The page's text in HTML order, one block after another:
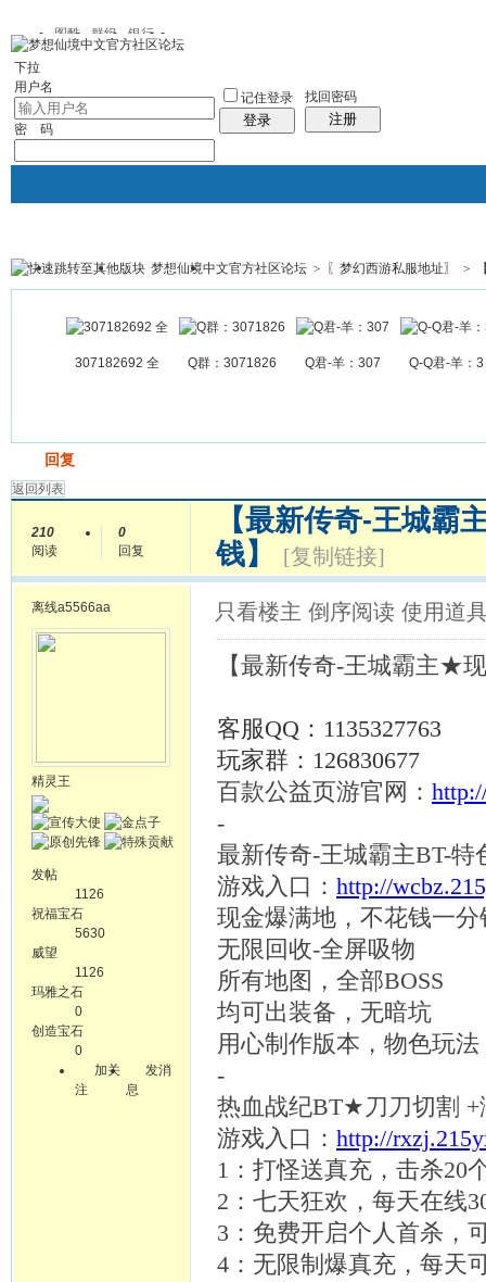
图酷 群组 银行
下拉
用户名
密 码
记住登录
登录
找回密码
注册
银行 群组聚合 我的空间
帖子
梦想仙境中文官方社区论坛 > 〖梦幻西游私服地址〗 >
307182692 全 Q群：3071826 Q君-羊：307 Q-Q君-羊：3
回复
返回列表
210
阅读
0
回复
【最新传奇-王城
钱】
[复制链接]
离线a5566aa
精灵王
发帖
1126
祝福宝石
5630
威望
1126
玛雅之石
0
创造宝石
0
加关
注
发消
息
只看楼主 倒序阅读 使用道
【最新传奇-王城霸主★
客服QQ：1135327763
玩家群： 126830677
百款公益页游官网：
-
最新传奇-王城霸主BT-
游戏入口： http://
现金爆满地，不花钱一
无限回收-全屏吸物
所有地图，全部BOSS
均可出装备，无暗坑
用心制作版本，物色玩
-
热血战纪BT★刀刀切割 +
游戏入口： http://
1：打怪送真充，击杀20
2：七天狂欢，每天在线
3：免费开启个人首杀，
4：无限制爆真充，每天